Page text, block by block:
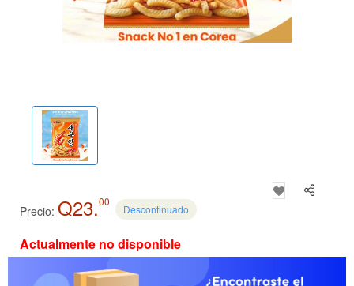
Precio: Q23.00
Descontinuado
Actualmente no disponible